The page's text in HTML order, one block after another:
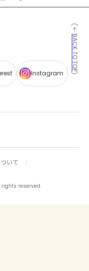
BACK TO TOP
Instagram
いて
rights reserved.